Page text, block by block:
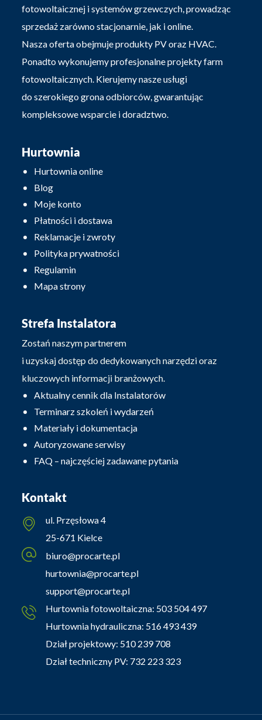
fotowoltaicznej i systemów grzewczych, prowadząc
sprzedaż zarówno stacjonarnie, jak i online.
Nasza oferta obejmuje produkty PV oraz HVAC.
Ponadto wykonujemy profesjonalne projekty farm
fotowoltaicznych. Kierujemy nasze usługi
do szerokiego grona odbiorców, gwarantując
kompleksowe wsparcie i doradztwo.
Hurtownia
Hurtownia online
Blog
Moje konto
Płatności i dostawa
Reklamacje i zwroty
Polityka prywatności
Regulamin
Mapa strony
Strefa Instalatora
Zostań naszym partnerem
i uzyskaj dostęp do dedykowanych narzędzi oraz
kluczowych informacji branżowych.
Aktualny cennik dla Instalatorów
Terminarz szkoleń i wydarzeń
Materiały i dokumentacja
Autoryzowane serwisy
FAQ – najczęściej zadawane pytania
Kontakt
ul. Przęsłowa 4
25-671 Kielce
biuro@procarte.pl
hurtownia@procarte.pl
support@procarte.pl
Hurtownia fotowoltaiczna: 503 504 497
Hurtownia hydrauliczna: 516 493 439
Dział projektowy: 510 239 708
Dział techniczny PV: 732 223 323